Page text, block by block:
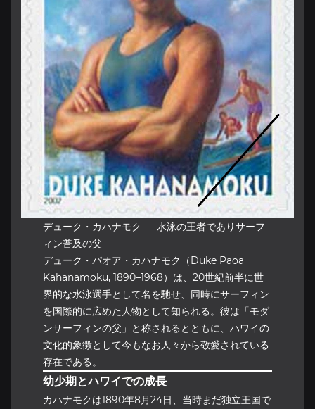
デューク・カハナモク ― 水泳の王者でありサーフ
ィン普及の父
デューク・パオア・カハナモク（Duke Paoa
Kahanamoku, 1890–1968）は、20世紀前半に世
界的な水泳選手として名を馳せ、同時にサーフィン
を国際的に広めた人物として知られる。彼は「モダ
ンサーフィンの父」と称されるとともに、ハワイの
文化的象徴として今もなお人々から敬愛されている
存在である。
幼少期とハワイでの成長
カハナモクは1890年8月24日、当時まだ独立王国で